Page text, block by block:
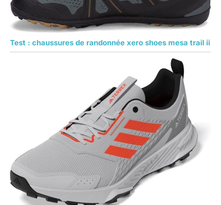
Test : chaussures de randonnée xero shoes mesa trail ii